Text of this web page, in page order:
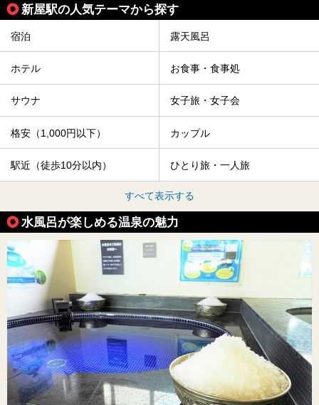
新屋駅の人気テーマから探す
宿泊 露天風呂
ホテル お食事・食事処
サウナ 女子旅・女子会
格安（1,000円以下） カップル
駅近（徒歩10分以内） ひとり旅・一人旅
すべて表示する
水風呂が楽しめる温泉の魅力